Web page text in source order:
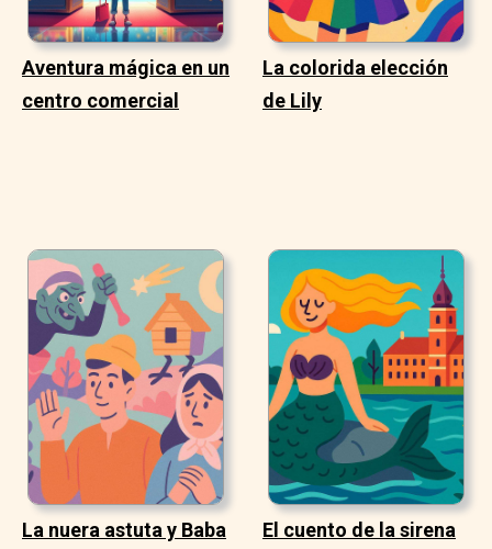
Aventura mágica en un
centro comercial
La colorida elección
de Lily
La nuera astuta y Baba
El cuento de la sirena